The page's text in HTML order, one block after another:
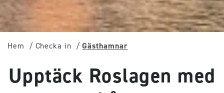
Hem Checka in Gästhamnar
Upptäck Roslagen med